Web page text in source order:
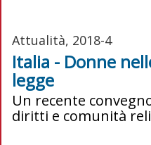
Attualità, 2018-4
Italia - Donne
legge
Un recente
diritti e comunità